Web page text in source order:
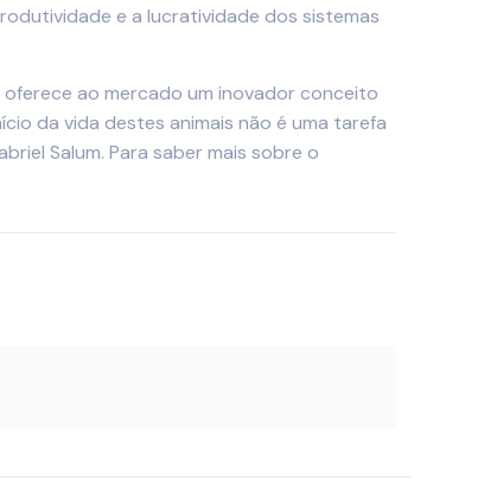
e a lucratividade dos sistemas
oferece ao mercado um inovador conceito
da vida destes animais não é uma tarefa
Salum. Para saber mais sobre o